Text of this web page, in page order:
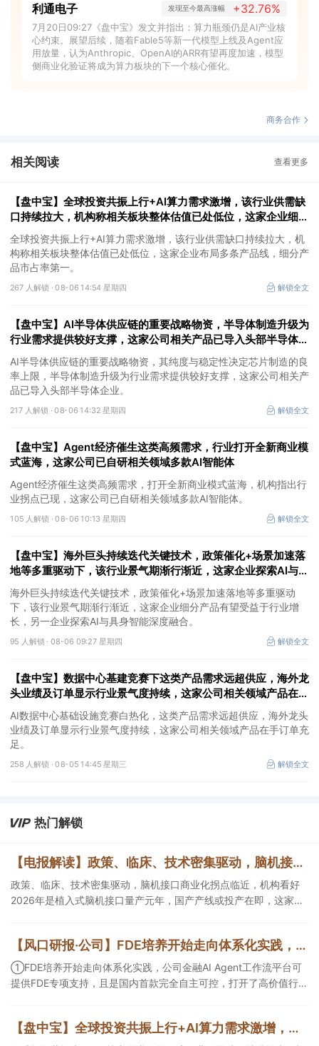
利通电子 发现至今最高涨幅 +32.76%
7月20日09:27《盘中宝》发文并指出：算力瓶颈仍是AI产业核
心约束。展望后续，随着Fable5等新一代模型上线及Agent应
用放量，认为Anthropic、OpenAI的ARR有望再度加速，模型
侧商业化验证将成为算力板块的下一个核心催化。
商务合作
相关阅读 查看更多
【盘中宝】全球投资共振上行+AI算力需求激增，该行业供需缺
口持续拉大，机构称相关板块整体估值已处低位，这家企业细分
产品市占率第一
全球投资共振上行+AI算力需求激增，该行业供需缺口持续拉大，机
构称相关板块整体估值已处低位，这家企业布局多条产品线，细分产
品市占率第一。
267 人解锁 ·08-06 14:54 星期四 解锁全文
【盘中宝】AI半导体供应链的重要战略物资，半导体制造升级为
行业需求提供较好支撑，这家公司相关产品已导入头部半导体企
业
AI半导体供应链的重要战略物资，其纯度与稳定性决定芯片制造的良
率上限，半导体制造升级为行业需求提供较好支撑，这家公司相关产
品已导入头部半导体企业。
217 人解锁 ·08-06 14:32 星期四 解锁全文
【盘中宝】Agent经济催生这类高频需求，行业打开全新商业模
式蓝海，这家公司已自研相关领域多款AI智能体
Agent经济催生这类高频需求，打开全新商业模式蓝海，机构指出行
业拐点已现，这家公司已自研相关领域多款AI智能体。
105 人解锁 ·08-06 10:13 星期四 解锁全文
【盘中宝】海外巨头持续迭代关键技术，政策催化+场景加速落
地等多重驱动下，该行业景气期渐行渐近，这家企业探索AI与具
身智能深度融合
海外巨头持续迭代关键技术，政策催化+场景加速落地等多重驱动
下，该行业景气期渐行渐近，这家企业细分产品有望受益于行业增
长，另一企业探索AI与具身智能深度融合。
95 人解锁 · 08-06 09:27 星期四 解锁全文
【盘中宝】数据中心基建竞赛下这类产品需求远超供应，海外龙
头业绩及订单显示行业景气度持续，这家公司相关领域产品在手
订单充足
AI数据中心基础设施竞赛白热化，这类产品需求远超供应，海外龙头
业绩及订单显示行业景气度持续，这家公司相关领域产品在手订单充
足。
258 人解锁 ·08-05 14:45 星期三 解锁全文
热门解锁
【电报解读】政策、临床、技术密集驱动，脑机接口商业化拐点临近，机构看好2026年是植入式脑机接口量产元年，国产产线或投产在即，这家公司对多模态人机交互系统集成关键技术进行了研发
政策、临床、技术密集驱动，脑机接口商业化拐点临近，机构看好
2026年是植入式脑机接口量产元年，国产产线或投产在即，这家公
【风口研报·公司】FDE培养开始走向体系化实践，公司金融AIAgent工作流平台可提供FDE专项支持，且是国内首款完全自主可控，打开了高价值行业的落地空间；另有公司兼具成长强确定性、低估值、高股息属性
①FDE培养开始走向体系化实践，公司金融AI Agent工作流平台可
提供FDE专项支持，且是国内首款完全自主可控，打开了高价值行业
付等成长极。
【盘中宝】全球投资共振上行+AI算力需求激增，该行业供需缺口持续拉大，机构称相关板块整体估值已处低位，这家企业细分产品市占率第一